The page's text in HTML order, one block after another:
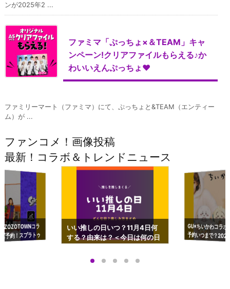
ンが2025年2 ...
ファミマ「ぷっちょ×＆TEAM」キャ
ンペーン!クリアファイルもらえる♪か
わいいえんぷっちょ♥
ファミリーマート（ファミマ）にて、ぷっちょと&TEAM（エンティー
ム）が ...
ファンコメ！画像投稿
最新！コラボ＆トレンドニュース
コラ
予約！スプラトゥ
ップも渋谷Hz
いい推しの日いつ？11月4日何
する？由来は？＜今日は何の日
GU×ちいかわコラ
予約いつまで？
ーチやショルダー